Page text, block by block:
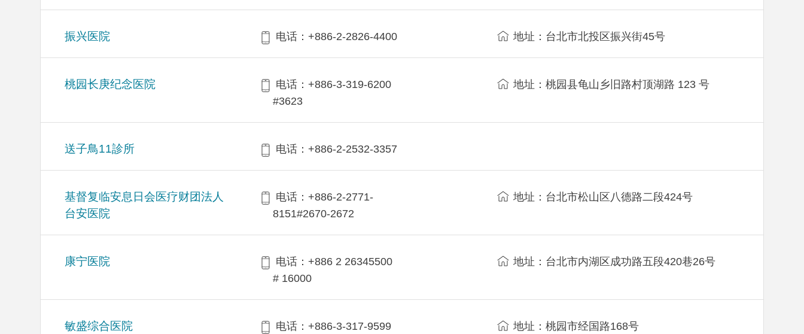
振兴医院 电话：+886-2-2826-4400 地址：台北市北投区振兴街45号
桃园长庚纪念医院
电话：+886-3-319-6200
#3623
地址：桃园县龟山乡旧路村顶湖路 123 号
送子鳥11診所 电话：+886-2-2532-3357
基督复临安息日会医疗财团法人
台安医院
电话：+886-2-2771-
8151#2670-2672
地址：台北市松山区八德路二段424号
康宁医院
电话：+886 2 26345500
# 16000
地址：台北市内湖区成功路五段420巷26号
敏盛综合医院 电话：+886-3-317-9599 地址：桃园市经国路168号